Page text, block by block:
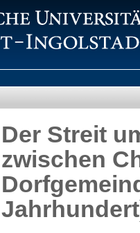
Der Streit
zwischen